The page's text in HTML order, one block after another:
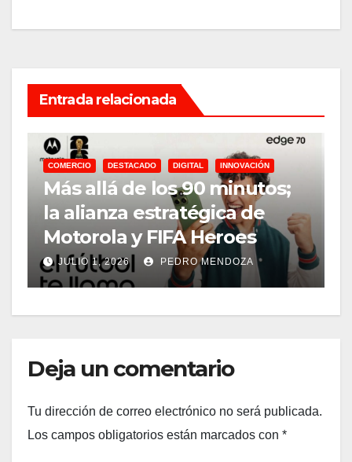
Entrada relacionada
COMERCIO DESTACADO DIGITAL INNOVACIÓN
Más allá de los 90 minutos;
la alianza estratégica de
Motorola y FIFA Heroes
JULIO 1, 2026 PEDRO MENDOZA
Deja un comentario
Tu dirección de correo electrónico no será publicada.
Los campos obligatorios están marcados con *